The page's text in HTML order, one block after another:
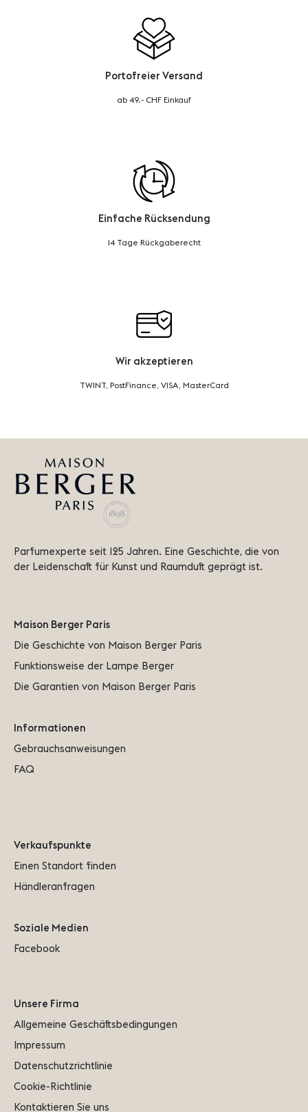
Portofreier Versand
ab 49.- CHF Einkauf
Einfache Rücksendung
14 Tage Rückgaberecht
Wir akzeptieren
TWINT, PostFinance, VISA, MasterCard
Parfumexperte seit 125 Jahren. Eine Geschichte, die von
der Leidenschaft für Kunst und Raumduft geprägt ist.
Maison Berger Paris
Die Geschichte von Maison Berger Paris
Funktionsweise der Lampe Berger
Die Garantien von Maison Berger Paris
Informationen
Gebrauchsanweisungen
FAQ
Verkaufspunkte
Einen Standort finden
Händleranfragen
Soziale Medien
Facebook
Unsere Firma
Allgemeine Geschäftsbedingungen
Impressum
Datenschutzrichtlinie
Cookie-Richtlinie
Kontaktieren Sie uns